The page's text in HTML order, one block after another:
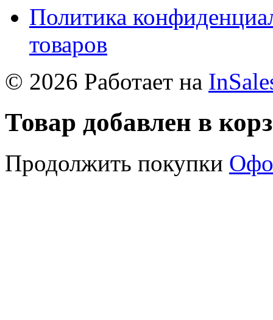
Политика
товаров
© 2026 Работает на
Товар добавлен в
Продолжить покупки